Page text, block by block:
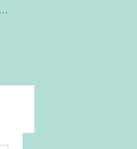
ン